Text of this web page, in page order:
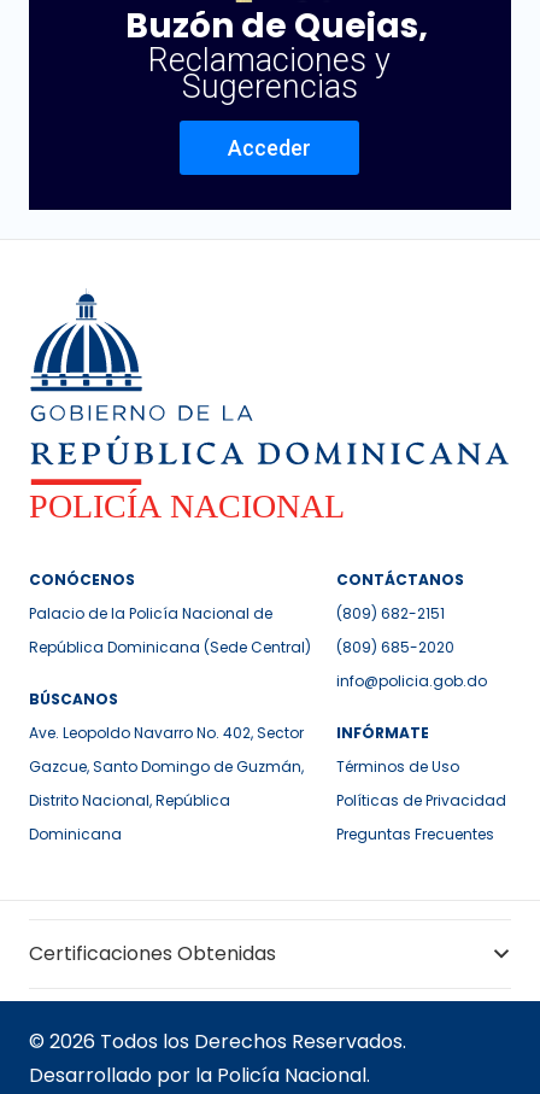
Buzón de Quejas,
Reclamaciones y
Sugerencias
Acceder
CONÓCENOS
Palacio de la Policía Nacional de
República Dominicana (Sede Central)
BÚSCANOS
Ave. Leopoldo Navarro No. 402, Sector
Gazcue, Santo Domingo de Guzmán,
Distrito Nacional, República
Dominicana
CONTÁCTANOS
(809) 682-2151
(809) 685-2020
info@policia.gob.do
INFÓRMATE
Términos de Uso
Políticas de Privacidad
Preguntas Frecuentes
Certificaciones Obtenidas
© 2026 Todos los Derechos Reservados.
Desarrollado por la Policía Nacional.